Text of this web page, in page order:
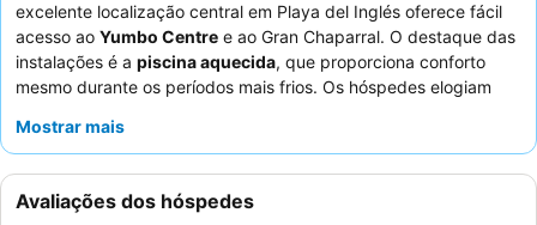
excelente localização central em Playa del Inglés oferece fácil
acesso ao Yumbo Centre e ao Gran Chaparral. O destaque das
instalações é a piscina aquecida, que proporciona conforto
mesmo durante os períodos mais frios. Os hóspedes elogiam
culinárias, incluindo um extenso buffet e restaurantes
um generoso pacote de bebidas com tudo incluído, que
apresenta bebidas espirituosas premium. Para uma experiência
Mostrar mais
Avaliações dos hóspedes